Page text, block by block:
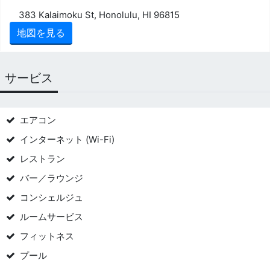
383 Kalaimoku St, Honolulu, HI 96815
地図を見る
サービス
エアコン
インターネット (Wi-Fi)
レストラン
バー／ラウンジ
コンシェルジュ
ルームサービス
フィットネス
プール